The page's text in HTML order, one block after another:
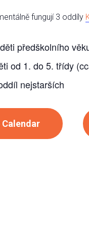
fungují 3 oddíly
předškolního
od 1. do 5. třídy
nejstarších
Calendar